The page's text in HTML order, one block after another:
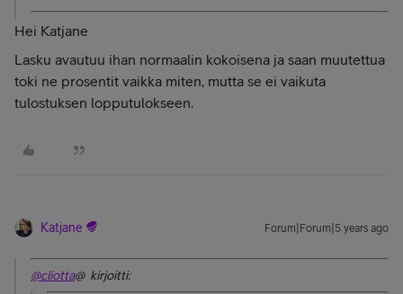
Hei Katjane
Lasku avautuu ihan normaalin kokoisena ja saan muutettua
toki ne prosentit vaikka miten, mutta se ei vaikuta
tulostuksen lopputulokseen.
Katjane Forum|Forum|5 years ago
@cliotta@ kirjoitti: